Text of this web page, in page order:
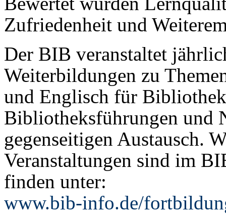
Zufriedenheit und
Der BIB veranstaltet
Weiterbildungen zu
und Englisch für
Bibliotheksführungen und
gegenseitigen Austausch.
Veranstaltungen sind im
finden unter:
www.bib-info.de/